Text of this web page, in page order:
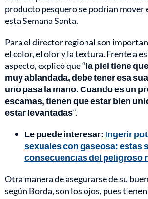
producto pesquero se podrían mover
esta Semana Santa.
Para el director regional son
el color, el olor y la textura. Frente a
aspecto, explicó que “la piel tiene
muy ablandada, debe tener esa
uno pasa la mano. Cuando es un
escamas, tienen que estar bien
estar levantadas”.
Le puede interesar: Ingerir
sexuales con gaseosa: estas
consecuencias del peligroso
Otra manera de asegurarse de su
según Borda, son los ojos, pues